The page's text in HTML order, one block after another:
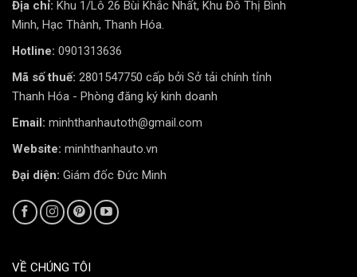
Tia UV (cực tím) chính là “kẻ thù” thầm lặng. Chúng làm
Địa chỉ: Khu 1/Lô 26 Bùi Khắc Nhất, Khu Đô Thị Bình
Minh, Hạc Thành, Thanh Hóa.
Hotline: 0901313636
Mã số thuế: 2801547750 cấp bởi Sở tải chính tỉnh
Thanh Hóa - Phòng đăng ký kinh doanh
Email: minhthanhautoth@gmail.com
Website: minhthanhauto.vn
Đại diện: Giám đốc Đức Minh
VỀ CHÚNG TÔI